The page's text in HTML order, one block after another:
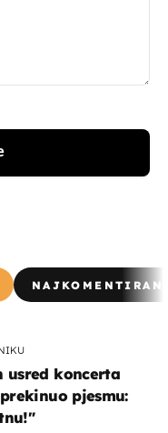
usred koncerta
pjesmu: